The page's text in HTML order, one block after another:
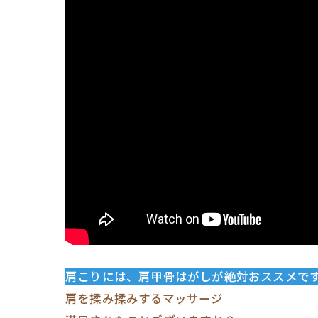
肩こりには、肩甲骨はがしが絶対おススメで
肩を揉み揉みするマッサージ